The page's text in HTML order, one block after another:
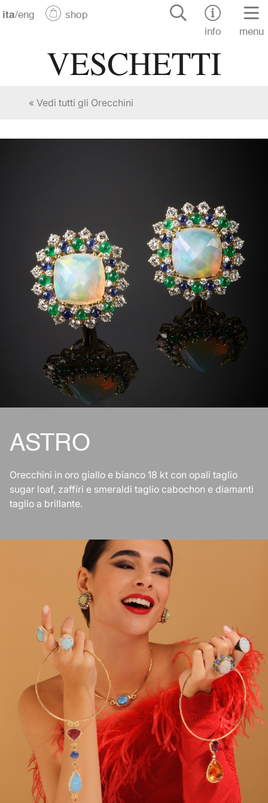
ita/eng
shop
info
menu
« Vedi tutti gli Orecchini
ASTRO
Orecchini in oro giallo e bianco 18 kt con opali taglio
sugar loaf, zaffiri e smeraldi taglio cabochon e diamanti
taglio a brillante.